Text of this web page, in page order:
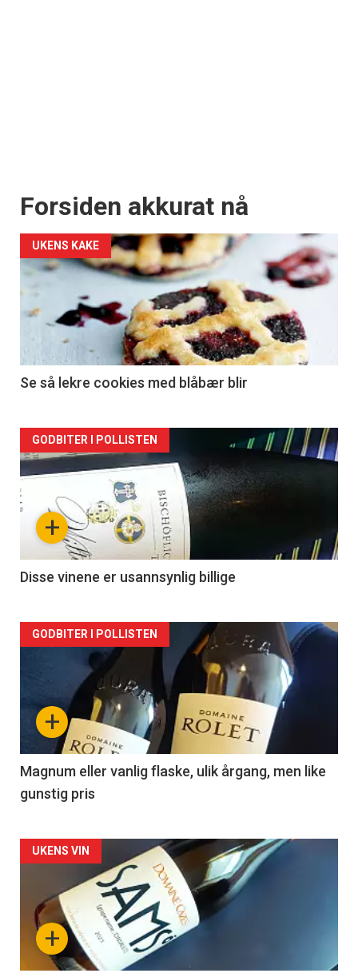
Forsiden akkurat nå
UKENS KAKE
Se så lekre cookies med blåbær blir
Forsiden
akkurat
nå
2
+
GODBITER I POLLISTEN
Disse vinene er usannsynlig billige
Forsiden
akkurat
nå
3
+
GODBITER I POLLISTEN
Magnum eller vanlig flaske, ulik årgang, men like
gunstig pris
Forsiden
akkurat
nå+
UKENS VIN